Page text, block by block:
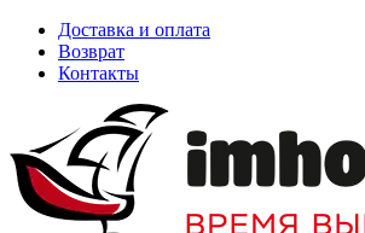
Доставка и оплата
Возврат
Контакты